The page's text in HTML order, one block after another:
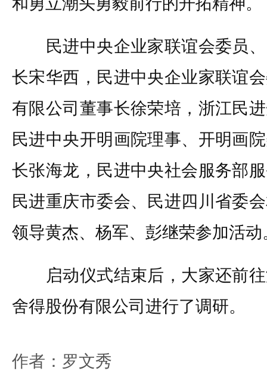
民进中央企业家联谊会委员、
长宋华西，民进中央企业家联谊
有限公司董事长徐荣培，浙江民
民进中央开明画院理事、开明画
长张海龙，民进中央社会服务部
民进重庆市委会、民进四川省委
领导黄杰、杨军、彭继荣参加活动
启动仪式结束后，大家还前往
舍得股份有限公司进行了调研。
作者：罗文秀